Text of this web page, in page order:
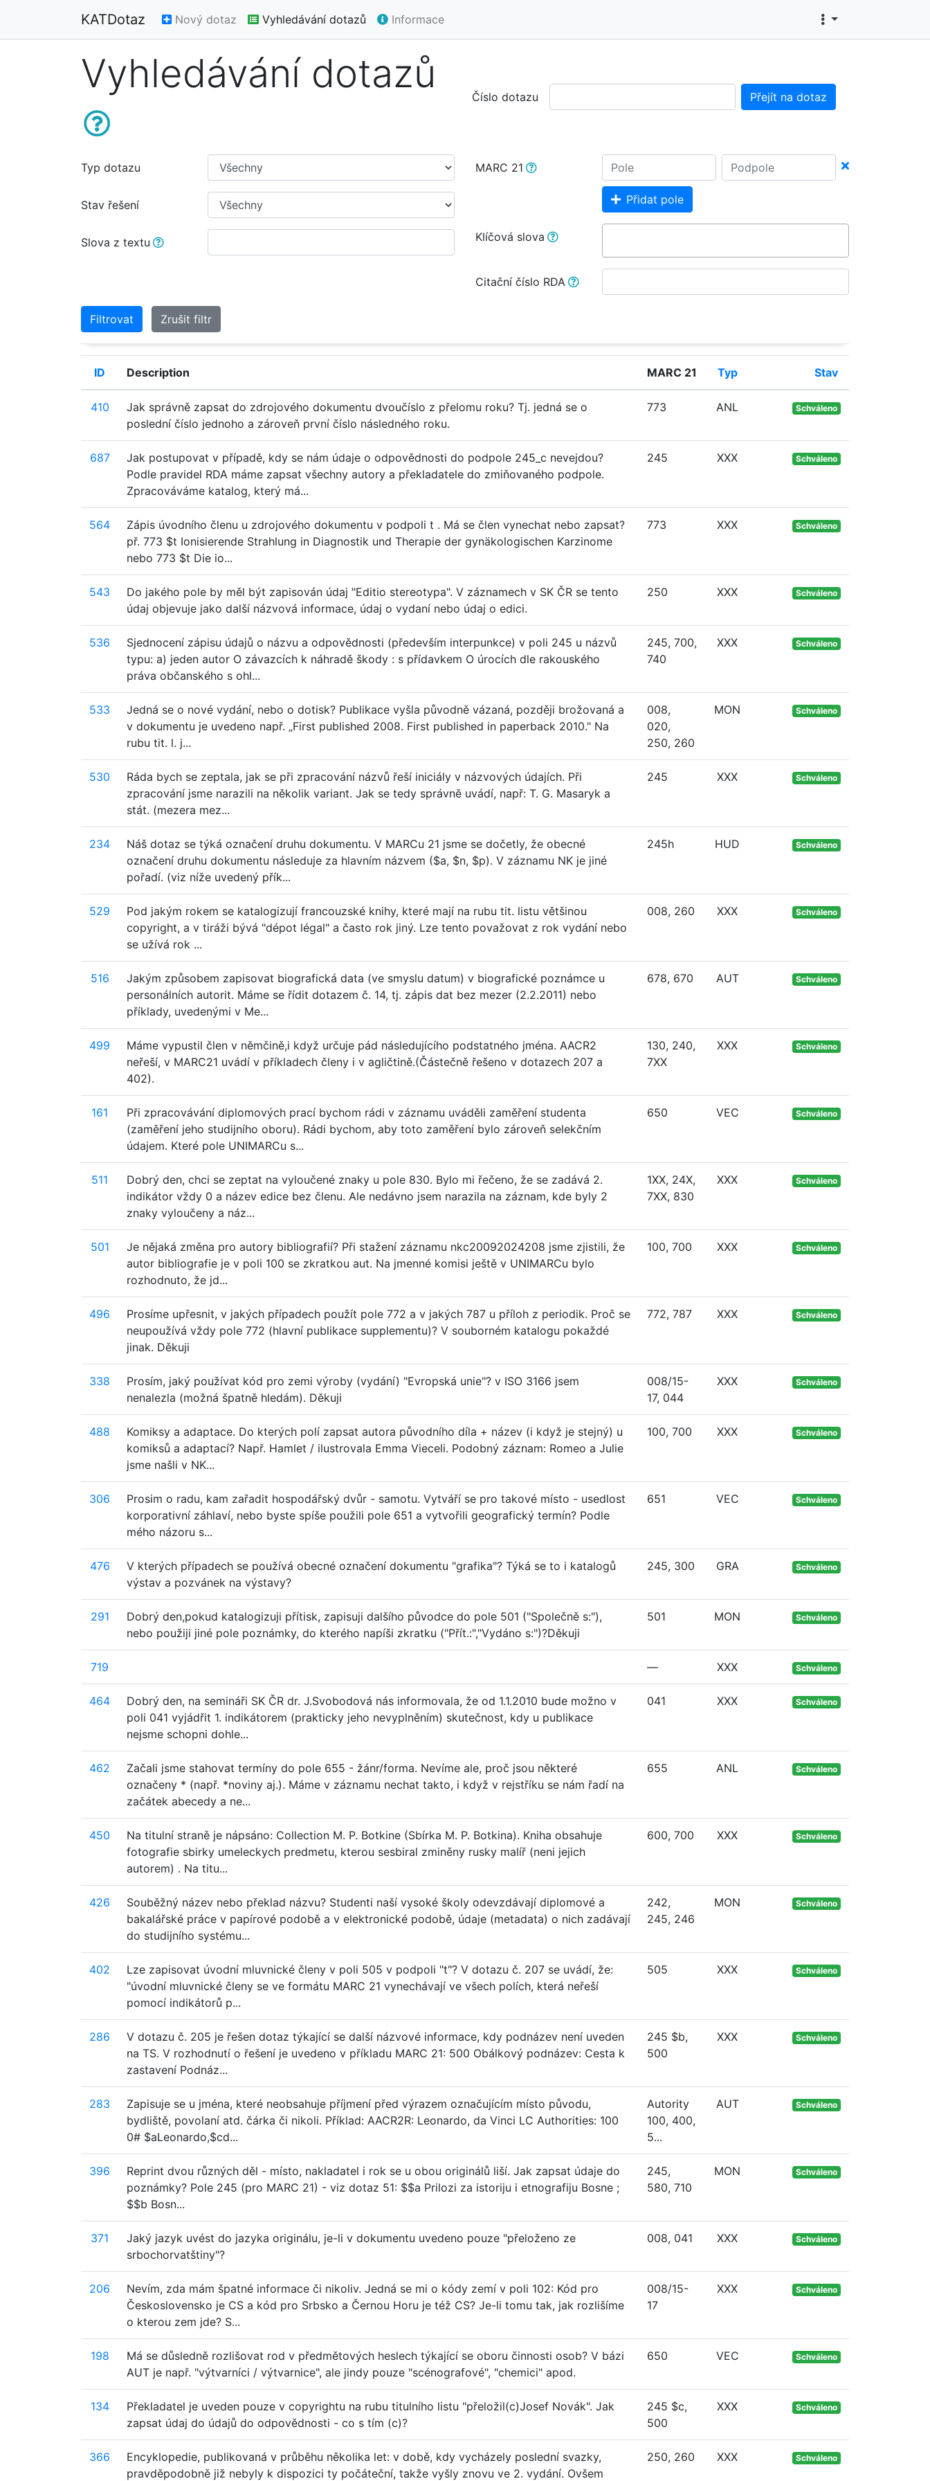
KATDotaz Nový dotaz Vyhledávání dotazů Informace
Vyhledávání dotazů Číslo dotazu Přejít na dotaz
Typ dotazu
Stav řešení
Slova z textu
MARC 21
Přidat pole
Klíčová slova
Citační číslo RDA
Filtrovat Zrušit filtr
ID Description MARC 21 Typ Stav
410
Jak správně zapsat do zdrojového dokumentu dvoučíslo z přelomu roku? Tj. jedná se o
poslední číslo jednoho a zároveň první číslo následného roku.
773 ANL Schváleno
687
Jak postupovat v případě, kdy se nám údaje o odpovědnosti do podpole 245_c nevejdou?
Podle pravidel RDA máme zapsat všechny autory a překladatele do zmiňovaného podpole.
Zpracováváme katalog, který má...
245 XXX Schváleno
564
Zápis úvodního členu u zdrojového dokumentu v podpoli t . Má se člen vynechat nebo zapsat?
př. 773 $t Ionisierende Strahlung in Diagnostik und Therapie der gynäkologischen Karzinome
nebo 773 $t Die io...
773 XXX Schváleno
543
Do jakého pole by měl být zapisován údaj "Editio stereotypa". V záznamech v SK ČR se tento
údaj objevuje jako další názvová informace, údaj o vydaní nebo údaj o edici.
250 XXX Schváleno
536
Sjednocení zápisu údajů o názvu a odpovědnosti (především interpunkce) v poli 245 u názvů
typu: a) jeden autor O závazcích k náhradě škody : s přídavkem O úrocích dle rakouského
práva občanského s ohl...
245, 700,
740
XXX Schváleno
533
Jedná se o nové vydání, nebo o dotisk? Publikace vyšla původně vázaná, později brožovaná a
v dokumentu je uvedeno např. „First published 2008. First published in paperback 2010." Na
rubu tit. l. j...
008,
020,
250, 260
MON Schváleno
530
Ráda bych se zeptala, jak se při zpracování názvů řeší iniciály v názvových údajích. Při
zpracování jsme narazili na několik variant. Jak se tedy správně uvádí, např: T. G. Masaryk a
stát. (mezera mez...
245 XXX Schváleno
234
Náš dotaz se týká označení druhu dokumentu. V MARCu 21 jsme se dočetly, že obecné
označení druhu dokumentu následuje za hlavním názvem ($a, $n, $p). V záznamu NK je jiné
pořadí. (viz níže uvedený přík...
245h HUD Schváleno
529
Pod jakým rokem se katalogizují francouzské knihy, které mají na rubu tit. listu většinou
copyright, a v tiráži bývá "dépot légal" a často rok jiný. Lze tento považovat z rok vydání nebo
se užívá rok ...
008, 260 XXX Schváleno
516
Jakým způsobem zapisovat biografická data (ve smyslu datum) v biografické poznámce u
personálních autorit. Máme se řídit dotazem č. 14, tj. zápis dat bez mezer (2.2.2011) nebo
příklady, uvedenými v Me...
678, 670 AUT Schváleno
499
Máme vypustil člen v němčině,i když určuje pád následujícího podstatného jména. AACR2
neřeší, v MARC21 uvádí v příkladech členy i v agličtině.(Částečně řešeno v dotazech 207 a
402).
130, 240,
7XX
XXX Schváleno
161
Při zpracovávání diplomových prací bychom rádi v záznamu uváděli zaměření studenta
(zaměření jeho studijního oboru). Rádi bychom, aby toto zaměření bylo zároveň selekčním
údajem. Které pole UNIMARCu s...
650 VEC Schváleno
511
Dobrý den, chci se zeptat na vyloučené znaky u pole 830. Bylo mi řečeno, že se zadává 2.
indikátor vždy 0 a název edice bez členu. Ale nedávno jsem narazila na záznam, kde byly 2
znaky vyloučeny a náz...
1XX, 24X,
7XX, 830
XXX Schváleno
501
Je nějaká změna pro autory bibliografií? Při stažení záznamu nkc20092024208 jsme zjistili, že
autor bibliografie je v poli 100 se zkratkou aut. Na jmenné komisi ještě v UNIMARCu bylo
rozhodnuto, že jd...
100, 700 XXX Schváleno
496
Prosíme upřesnit, v jakých případech použít pole 772 a v jakých 787 u příloh z periodik. Proč se
neupoužívá vždy pole 772 (hlavní publikace supplementu)? V souborném katalogu pokaždé
jinak. Děkuji
772, 787 XXX Schváleno
338
Prosím, jaký používat kód pro zemi výroby (vydání) "Evropská unie"? v ISO 3166 jsem
nenalezla (možná špatně hledám). Děkuji
008/15-
17, 044
XXX Schváleno
488
Komiksy a adaptace. Do kterých polí zapsat autora původního díla + název (i když je stejný) u
komiksů a adaptací? Např. Hamlet / ilustrovala Emma Vieceli. Podobný záznam: Romeo a Julie
jsme našli v NK...
100, 700 XXX Schváleno
306
Prosim o radu, kam zařadit hospodářský dvůr - samotu. Vytváří se pro takové místo - usedlost
korporativní záhlaví, nebo byste spíše použili pole 651 a vytvořili geografický termín? Podle
mého názoru s...
651 VEC Schváleno
476
V kterých případech se používá obecné označení dokumentu "grafika"? Týká se to i katalogů
výstav a pozvánek na výstavy?
245, 300 GRA Schváleno
291
Dobrý den,pokud katalogizuji přítisk, zapisuji dalšího původce do pole 501 ("Společně s:"),
nebo použiji jiné pole poznámky, do kterého napíši zkratku ("Přít.:","Vydáno s:")?Děkuji
501 MON Schváleno
719 — XXX Schváleno
464
Dobrý den, na semináři SK ČR dr. J.Svobodová nás informovala, že od 1.1.2010 bude možno v
poli 041 vyjádřit 1. indikátorem (prakticky jeho nevyplněním) skutečnost, kdy u publikace
nejsme schopni dohle...
041 XXX Schváleno
462
Začali jsme stahovat termíny do pole 655 - žánr/forma. Nevíme ale, proč jsou některé
označeny * (např. *noviny aj.). Máme v záznamu nechat takto, i když v rejstříku se nám řadí na
začátek abecedy a ne...
655 ANL Schváleno
450
Na titulní straně je nápsáno: Collection M. P. Botkine (Sbírka M. P. Botkina). Kniha obsahuje
fotografie sbirky umeleckych predmetu, kterou sesbiral zminěny rusky malíř (neni jejich
autorem) . Na titu...
600, 700 XXX Schváleno
426
Souběžný název nebo překlad názvu? Studenti naší vysoké školy odevzdávají diplomové a
bakalářské práce v papírové podobě a v elektronické podobě, údaje (metadata) o nich zadávají
do studijního systému...
242,
245, 246
MON Schváleno
402
Lze zapisovat úvodní mluvnické členy v poli 505 v podpoli "t"? V dotazu č. 207 se uvádí, že:
"úvodní mluvnické členy se ve formátu MARC 21 vynechávají ve všech polích, která neřeší
pomocí indikátorů p...
505 XXX Schváleno
286
V dotazu č. 205 je řešen dotaz týkající se další názvové informace, kdy podnázev není uveden
na TS. V rozhodnutí o řešení je uvedeno v příkladu MARC 21: 500 Obálkový podnázev: Cesta k
zastavení Podnáz...
245 $b,
500
XXX Schváleno
283
Zapisuje se u jména, které neobsahuje příjmení před výrazem označujícím místo původu,
bydliště, povolaní atd. čárka či nikoli. Příklad: AACR2R: Leonardo, da Vinci LC Authorities: 100
0# $aLeonardo,$cd...
Autority
100, 400,
5...
AUT Schváleno
396
Reprint dvou různých děl - místo, nakladatel i rok se u obou originálů liší. Jak zapsat údaje do
poznámky? Pole 245 (pro MARC 21) - viz dotaz 51: $$a Prilozi za istoriju i etnografiju Bosne ;
$$b Bosn...
245,
580, 710
MON Schváleno
371
Jaký jazyk uvést do jazyka originálu, je-li v dokumentu uvedeno pouze "přeloženo ze
srbochorvatštiny"?
008, 041 XXX Schváleno
206
Nevím, zda mám špatné informace či nikoliv. Jedná se mi o kódy zemí v poli 102: Kód pro
Československo je CS a kód pro Srbsko a Černou Horu je též CS? Je-li tomu tak, jak rozlišíme
o kterou zem jde? S...
008/15-
17
XXX Schváleno
198
Má se důsledně rozlišovat rod v předmětových heslech týkající se oboru činnosti osob? V bázi
AUT je např. "výtvarníci / výtvarnice", ale jindy pouze "scénografové", "chemici" apod.
650 VEC Schváleno
134
Překladatel je uveden pouze v copyrightu na rubu titulního listu "přeložil(c)Josef Novák". Jak
zapsat údaj do údajů do odpovědnosti - co s tím (c)?
245 $c,
500
XXX Schváleno
366
Encyklopedie, publikovaná v průběhu několika let: v době, kdy vycházely poslední svazky,
pravděpodobně již nebyly k dispozici ty počáteční, takže vyšly znovu ve 2. vydání. Ovšem
250, 260 XXX Schváleno